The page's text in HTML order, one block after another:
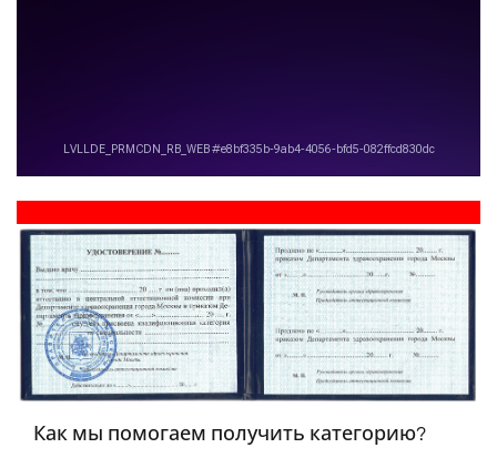
Как мы помогаем получить категорию?